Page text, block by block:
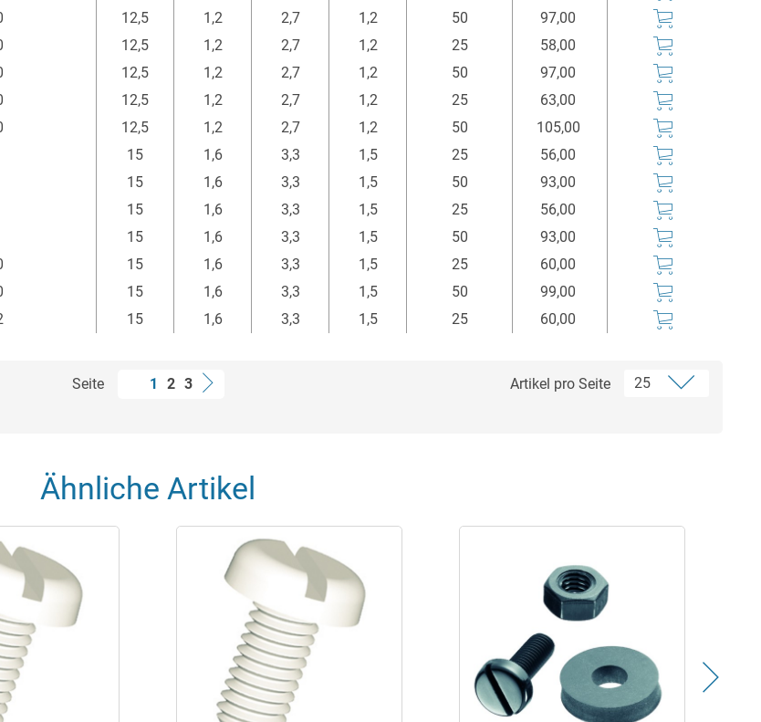
12,5 1,2 2,7 1,2 50
97,00
12,5 1,2 2,7 1,2 25
58,00
12,5 1,2 2,7 1,2 50
97,00
12,5 1,2 2,7 1,2 25
63,00
12,5 1,2 2,7 1,2 50
105,00
15 1,6 3,3 1,5 25
56,00
15 1,6 3,3 1,5 50
93,00
15 1,6 3,3 1,5 25
56,00
15 1,6 3,3 1,5 50
93,00
15 1,6 3,3 1,5 25
60,00
15 1,6 3,3 1,5 50
99,00
15 1,6 3,3 1,5 25 60,00
Seite 1 2 3 Artikel pro Seite
Ähnliche Artikel